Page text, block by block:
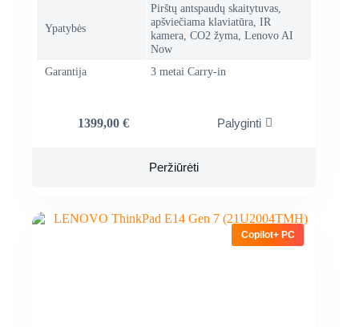
Ypatybės
Pirštų antspaudų skaitytuvas,
apšviečiama klaviatūra, IR
kamera, CO2 žyma, Lenovo AI
Now
Garantija
3 metai Carry-in
1399,00 € Palyginti
Peržiūrėti
Copilot+ PC